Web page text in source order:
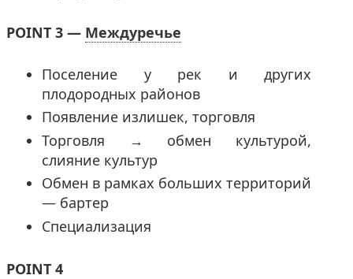
POINT 3 — Междуречье
Поселение у рек и других
плодородных районов
Появление излишек, торговля
Торговля → обмен культурой,
слияние культур
Обмен в рамках больших территорий
— бартер
Специализация
POINT 4